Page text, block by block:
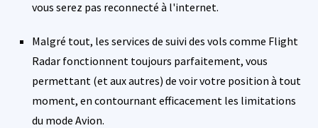
vous serez pas reconnecté à l'internet.
Malgré tout, les services de suivi des vols comme Flight
Radar fonctionnent toujours parfaitement, vous
permettant (et aux autres) de voir votre position à tout
moment, en contournant efficacement les limitations
du mode Avion.